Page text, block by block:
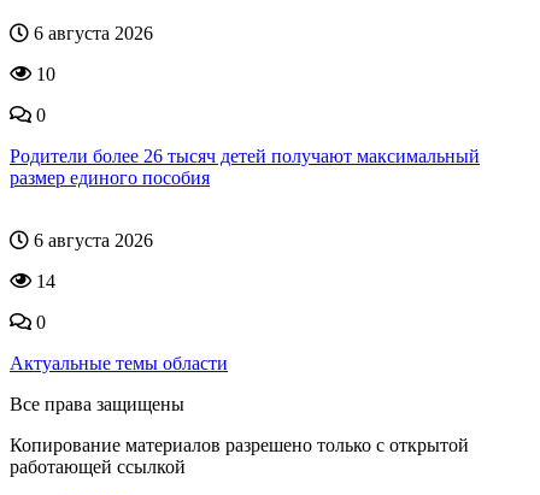
6 августа 2026
10
0
Родители более 26 тысяч детей получают максимальный
размер единого пособия
6 августа 2026
14
0
Актуальные темы области
Все права защищены
Копирование материалов разрешено только с открытой
работающей ссылкой